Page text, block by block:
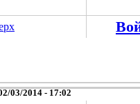
03/2014 - 17:02